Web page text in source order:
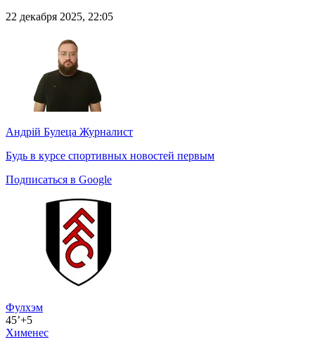
22 декабря 2025, 22:05
Андрій Булеца Журналист
Будь в курсе спортивных новостей первым
Подписаться в Google
Фулхэм
45’+5
Хименес